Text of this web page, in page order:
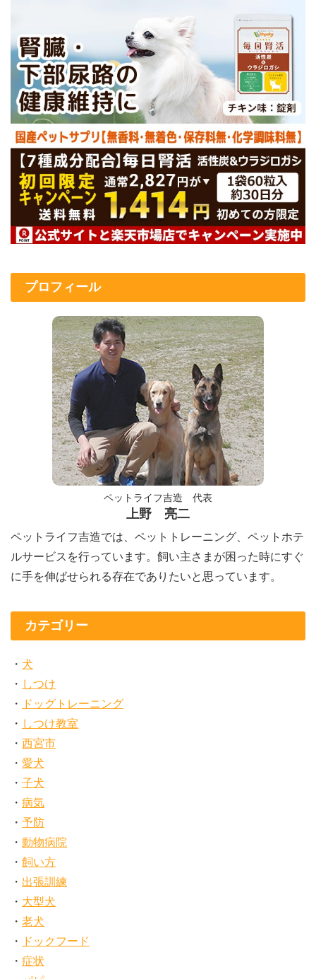
プロフィール
ペットライフ吉造 代表
上野 亮二
ペットライフ吉造では、ペットトレーニング、ペットホテ
ルサービスを行っています。飼い主さまが困った時にすぐ
に手を伸ばせられる存在でありたいと思っています。
カテゴリー
犬
しつけ
ドッグトレーニング
しつけ教室
西宮市
愛犬
子犬
病気
予防
動物病院
飼い方
出張訓練
大型犬
老犬
ドックフード
症状